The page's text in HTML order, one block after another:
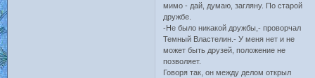
мимо - дай, думаю, загляну. По старой
дружбе.
-Не было никакой дружбы,- проворчал
Темный Властелин.- У меня нет и не
может быть друзей, положение не
позволяет.
Говоря так, он между делом открыл